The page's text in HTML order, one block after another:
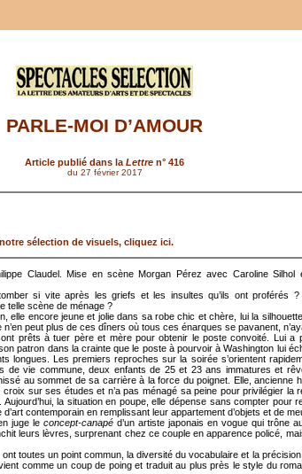
PARLE-MOI D’AMOUR
Article publié dans la Lettre n° 416
du 27 février 2017
sélection de visuels, cliquez ici.
Claudel. Mise en scène Morgan Pérez avec Caroline Silhol
si vite après les griefs et les insultes qu’ils ont proférés ?
telle scène de ménage ?
elle encore jeune et jolie dans sa robe chic et chère, lui la
peut plus de ces dîners où tous ces énarques se pavanent,
prêts à tuer père et mère pour obtenir le poste convoité. Lui a
patron dans la crainte que le poste à pourvoir à Washington lui
longues. Les premiers reproches sur la soirée s’orientent
de vie commune, deux enfants de 25 et 23 ans immatures et
au sommet de sa carrière à la force du poignet. Elle, ancienne
croix sur ses études et n’a pas ménagé sa peine pour privilégier la
la situation en poupe, elle dépense sans compter pour
contemporain en remplissant leur appartement d’objets et de
juge le concept-canapé d’un artiste japonais en vogue qui trône
leurs lèvres, surprenant chez ce couple en apparence policé,
toutes un point commun, la diversité du vocabulaire et la
comme un coup de poing et traduit au plus près le style du